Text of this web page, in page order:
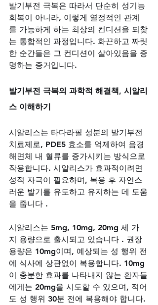
발기부전 극복은 따라서 단순히 성기능
회복이 아니라, 이렇게 열정적인 관계
를 가능하게 하는 최상의 컨디션을 되찾
는 통합적인 과정입니다. 화끈하고 짜릿
한 순간들은 그 컨디션이 살아있음을 증
명하는 증거입니다.
발기부전 극복의 과학적 해결책, 시알리
스 이해하기
시알리스는 타다라필 성분의 발기부전
치료제로, PDE5 효소를 억제하여 음경
해면체 내 혈류를 증가시키는 방식으로
작용합니다. 시알리스가 효과적이려면
성적 자극이 필요하며, 복용 후 자연스
러운 발기를 유도하고 유지하는 데 도움
을 줍니다 .
시알리스는 5mg, 10mg, 20mg 세 가
지 용량으로 출시되고 있습니다 . 권장
용량은 10mg이며, 예상되는 성 행위 전
에 식사에 상관없이 복용합니다. 10mg
이 충분한 효과를 나타내지 않는 환자들
에게는 20mg을 시도할 수 있으며, 적어
도 성 행위 30분 전에 복용해야 합니다.